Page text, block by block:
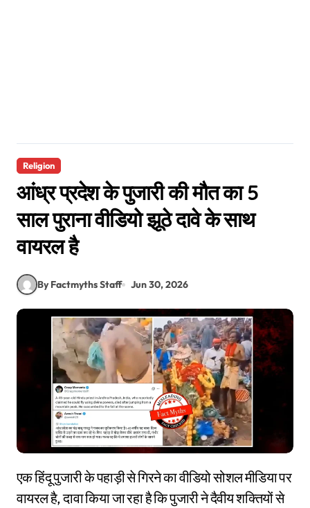
Religion
आंध्र प्रदेश के पुजारी की मौत का 5
साल पुराना वीडियो झूठे दावे के साथ
वायरल है
By Factmyths Staff Jun 30, 2026
एक हिंदू पुजारी के पहाड़ी से गिरने का वीडियो सोशल मीडिया पर
वायरल है, दावा किया जा रहा है कि पुजारी ने दैवीय शक्तियों से